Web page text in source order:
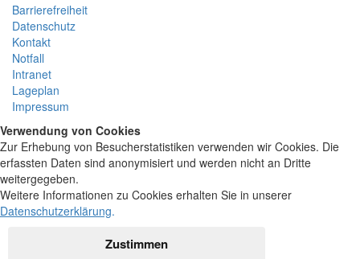
Barrierefreiheit
Datenschutz
Kontakt
Notfall
Intranet
Lageplan
Impressum
Verwendung von Cookies
Zur Erhebung von Besucherstatistiken verwenden wir Cookies. Die
erfassten Daten sind anonymisiert und werden nicht an Dritte
weitergegeben.
Weitere Informationen zu Cookies erhalten Sie in unserer
Datenschutzerklärung.
Zustimmen